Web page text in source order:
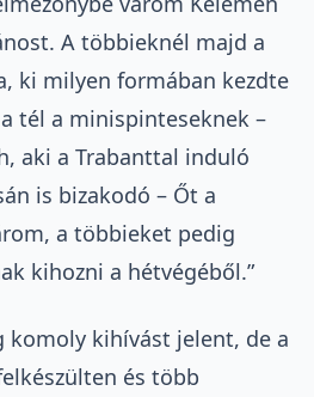
A többieknél majd a
ki milyen formában kezdte
tél a minispinteseknek –
aki a Trabanttal induló
is bizakodó – Őt a
a többieket pedig
kihozni a hétvégéből.”
komoly kihívást jelent, de a
és több